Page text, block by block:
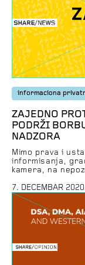
informaciona
ZAJEDNO
PODRŽI
NADZORA
Mimo prava i
informisanja,
kamera, na
projekta
unutrašnjih
lica i analizu
protest protiv
doprinos […]
7. DECEMBAR